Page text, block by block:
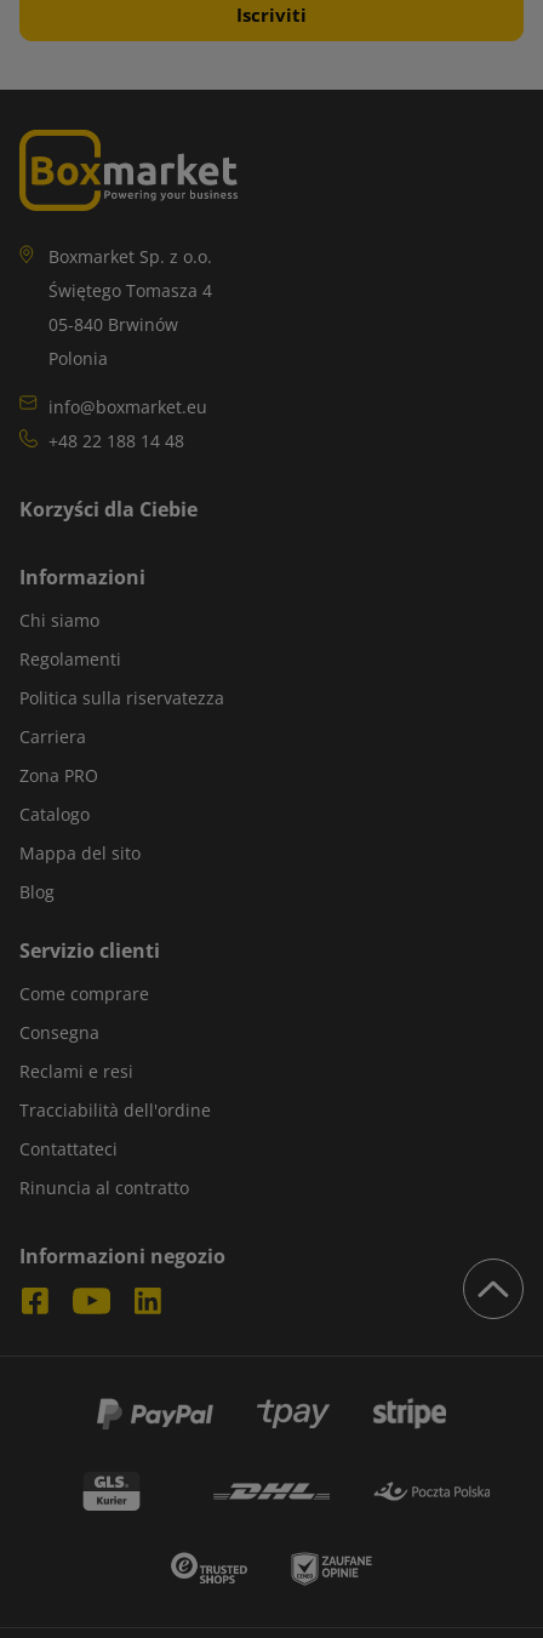
Boxmarket Sp. z o.o.
Świętego Tomasza 4
05-840 Brwinów
Polonia
info@boxmarket.eu
+48 22 188 14 48
Korzyści dla Ciebie
Informazioni
Chi siamo
Regolamenti
Politica sulla riservatezza
Carriera
Zona PRO
Catalogo
Mappa del sito
Blog
Servizio clienti
Come comprare
Consegna
Reclami e resi
Tracciabilità dell'ordine
Contattateci
Rinuncia al contratto
Informazioni negozio